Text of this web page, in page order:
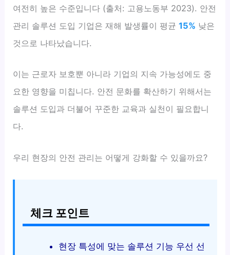
여전히 높은 수준입니다 (출처: 고용노동부 2023). 안전
관리 솔루션 도입 기업은 재해 발생률이 평균15% 낮은
것으로 나타났습니다.
이는 근로자 보호뿐 아니라 기업의 지속 가능성에도 중
요한 영향을 미칩니다. 안전 문화를 확산하기 위해서는
솔루션 도입과 더불어 꾸준한 교육과 실천이 필요합니
다.
우리 현장의 안전 관리는 어떻게 강화할 수 있을까요?
체크 포인트
현장 특성에 맞는 솔루션 기능 우선 선